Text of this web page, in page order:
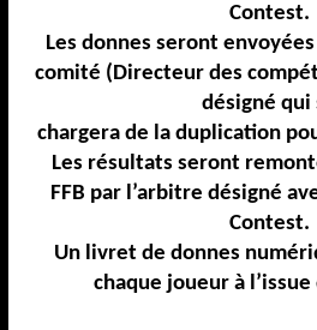
Contest.
Les donnes seront
comité (Directeur des
désigné qui
chargera de la duplication
Les résultats seront
FFB par l’arbitre désigné
Contest.
Un livret de donnes
chaque joueur à